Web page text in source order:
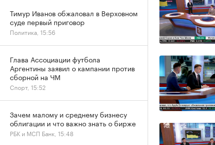
Тимур Иванов обжаловал в Верховном
суде первый приговор
Политика, 15:56
Глава Ассоциации футбола
Аргентины заявил о кампании против
сборной на ЧМ
Спорт, 15:52
Зачем малому и среднему бизнесу
облигации и что важно знать о бирже
РБК и МСП Банк, 15:48